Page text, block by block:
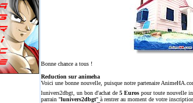
Bonne chance a tous !
Reduction sur animeha
Voici une bonne nouvelle, puisque notre partenaire
lunivers2dbgt, un bon d'achat de 5 Euros pour toute nouvelle
parrain "lunivers2dbgt" à rentrer au moment de votre